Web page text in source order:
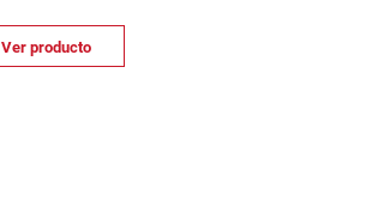
Ver producto